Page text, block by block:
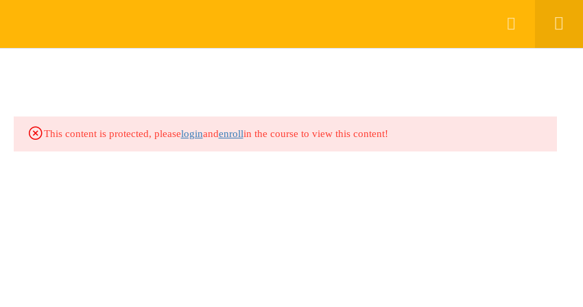
This content is protected, pleaseloginandenrollin the course to view this content!
Company Links Support Recommend